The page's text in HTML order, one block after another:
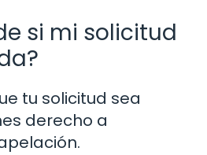
si mi solicitud
tu solicitud sea
derecho a